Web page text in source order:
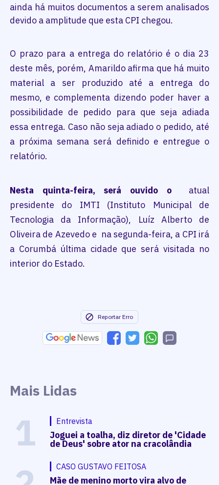
ainda há muitos documentos a serem analisados
devido a amplitude que esta CPI chegou.
O prazo para a entrega do relatório é o dia 23
deste mês, porém, Amarildo afirma que há muito
material a ser produzido até a entrega do
mesmo, e complementa dizendo poder haver a
possibilidade de pedido para que seja adiada
essa entrega. Caso não seja adiado o pedido, até
a próxima semana será definido e entregue o
relatório.
Nesta quinta-feira, será ouvido o
atual
presidente do IMTI (Instituto Municipal de
Tecnologia da Informação), Luíz Alberto de
Oliveira de Azevedo e na segunda-feira, a CPI irá
a Corumbá última cidade que será visitada no
interior do Estado.
Reportar Erro
Mais Lidas
1 Entrevista
Joguei a toalha, diz diretor de 'Cidade
de Deus' sobre ator na cracolândia
CASO GUSTAVO FEITOSA
Mãe de menino morto vira alvo de